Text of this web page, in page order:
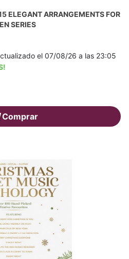
ELEGANT ARRANGEMENTS FOR
SERIES
el 07/08/26 a las 23:05
Comprar